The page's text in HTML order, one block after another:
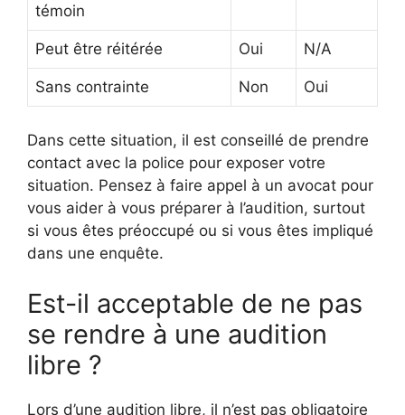
témoin
Peut être réitérée Oui N/A
Sans contrainte Non Oui
Dans cette situation, il est conseillé de prendre
contact avec la police pour exposer votre
situation. Pensez à faire appel à un avocat pour
vous aider à vous préparer à l’audition, surtout
si vous êtes préoccupé ou si vous êtes impliqué
dans une enquête.
Est-il acceptable de ne pas
se rendre à une audition
libre ?
Lors d’une audition libre, il n’est pas obligatoire